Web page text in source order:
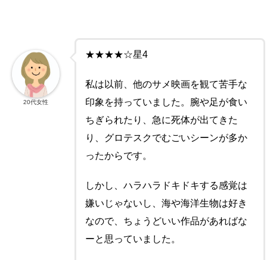
★★★★☆星4
私は以前、他のサメ映画を観て苦手な
印象を持っていました。腕や足が食い
ちぎられたり、急に死体が出てきた
り、グロテスクでむごいシーンが多か
ったからです。
しかし、ハラハラドキドキする感覚は
嫌いじゃないし、海や海洋生物は好き
なので、ちょうどいい作品があればな
ーと思っていました。
20代女性